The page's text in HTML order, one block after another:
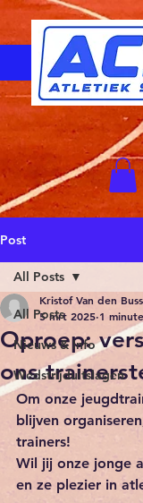
Post
All Posts
Nieuws & Info
Wedstrijduitslagen
All Posts
Oproep:
ons
Kristof Van den
5 mrt 2025 1
Om onze
blijven
trainers!
Wil jij onze jonge
en ze plezier in